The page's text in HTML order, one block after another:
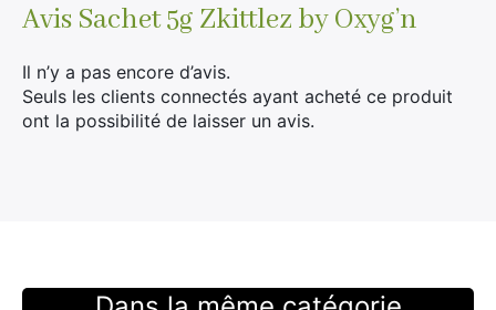
Avis Sachet 5g Zkittlez by Oxyg’n
Il n’y a pas encore d’avis.
Seuls les clients connectés ayant acheté ce produit
ont la possibilité de laisser un avis.